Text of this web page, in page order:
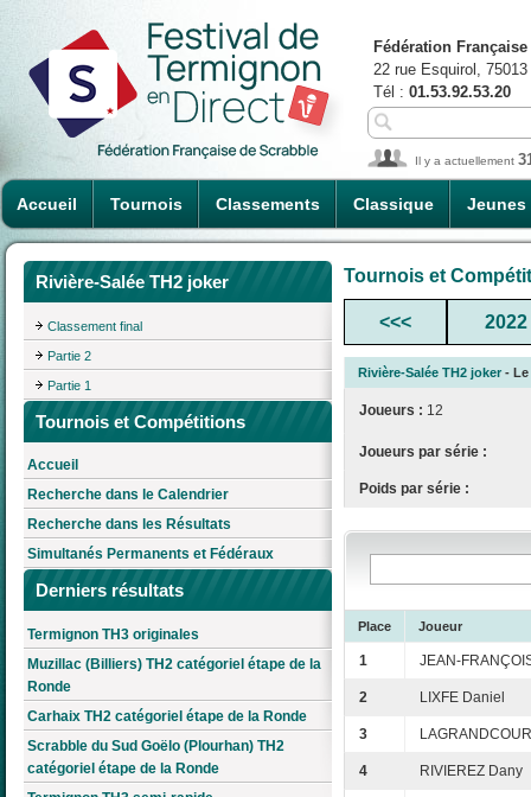
Accueil Tournois Classements Classique Jeunes
Fédération
22 rue Esquirol,
Tél : 01.53.92.53.20
Il y a actuellement
Rivière-Salée TH2 joker
Classement final
Partie 2
Partie 1
Tournois et Compétitions
Accueil
Recherche dans le Calendrier
Recherche dans les Résultats
Simultanés Permanents et Fédéraux
Derniers résultats
Termignon TH3 originales
Muzillac (Billiers) TH2 catégoriel étape de la
Ronde
Carhaix TH2 catégoriel étape de la Ronde
Scrabble du Sud Goëlo (Plourhan) TH2
catégoriel étape de la Ronde
Tournois et
<<< 2022
Rivière-Salée TH2 joker - Le
Joueurs : 12
Joueurs par série :
Poids par série :
Place Joueur
1 JEAN-
2 LIXFE Daniel
3
4 RIVIEREZ Dany